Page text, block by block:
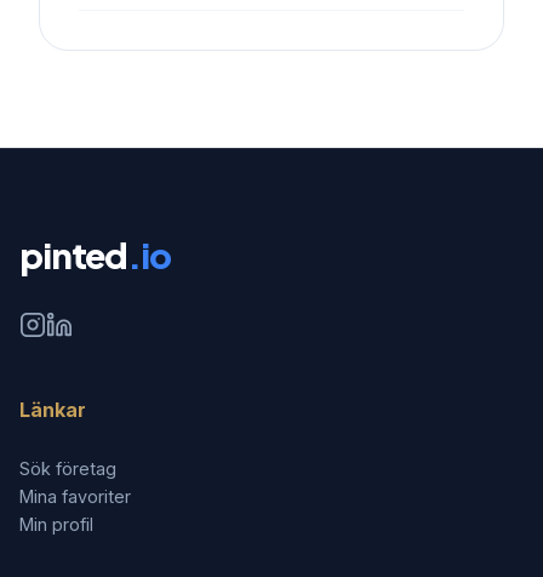
pinted.io
Länkar
Sök företag
Mina favoriter
Min profil